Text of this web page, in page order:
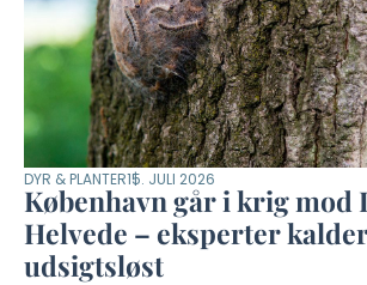
DYR & PLANTER15. JULI 2026
København går i krig mod
Helvede – eksperter
udsigtsløst